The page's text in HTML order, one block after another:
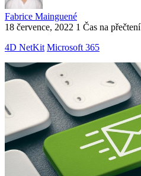
Fabrice Mainguené
18 července, 2022 1 Čas na přečtení
4D NetKit Microsoft 365